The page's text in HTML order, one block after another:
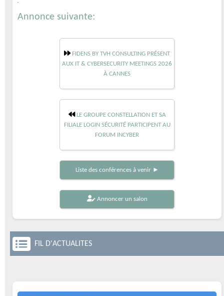
Annonce suivante:
FIDENS BY TVH CONSULTING PRÉSENT
AUX IT & CYBERSECURITY MEETINGS 2026
À CANNES
LE GROUPE CONSTELLATION ET SA
FILIALE LOGIN SÉCURITÉ PARTICIPENT AU
FORUM INCYBER
Liste des conférences à venir ►
Annoncer un salon
FIL D'ACTUALITES